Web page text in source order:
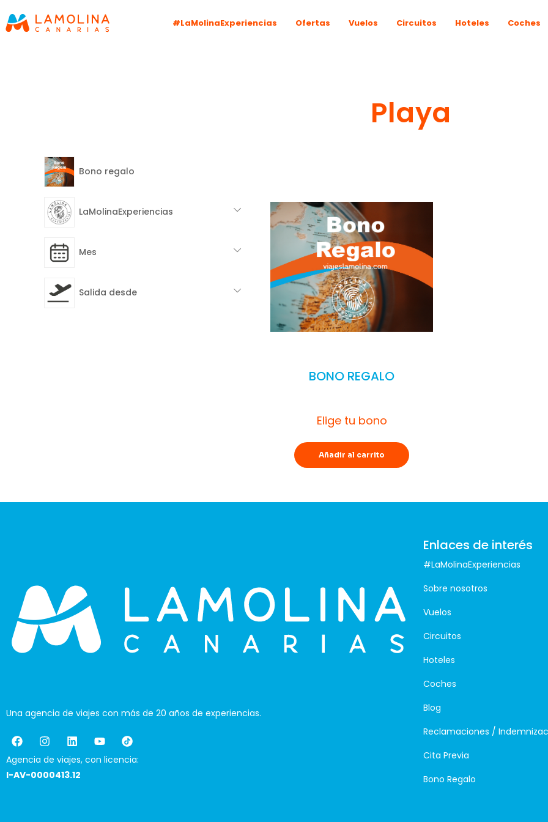
#LaMolinaExperiencias Ofertas Vuelos Circuitos Hoteles Coches
Playa
BONO REGALO
Elige tu bono
Añadir al carrito
Bono regalo
LaMolinaExperiencias
Mes
Salida desde
Una agencia de viajes con más de 20 años de experiencias.
Agencia de viajes, con licencia:
I-AV-0000413.12
Enlaces de interés
#LaMolinaExperiencias
Sobre nosotros
Vuelos
Circuitos
Hoteles
Coches
Blog
Reclamaciones /
Cita Previa
Bono Regalo